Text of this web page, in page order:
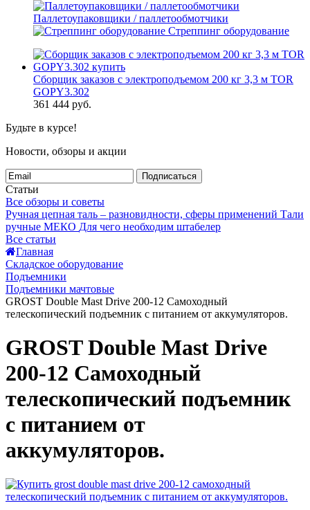
Паллетоупаковщики / паллетообмотчики
Стреппинг оборудование
Сборщик заказов с электроподъемом 200 кг 3,3 м TOR
GOPY3.302
361 444 руб.
Будьте в курсе!
Новости, обзоры и акции
Подписаться
Статьи
Все обзоры и советы
Ручная цепная таль – разновидности, сферы применений Тали
ручные МЕКО Для чего необходим штабелер
Все статьи
Главная
Складское оборудование
Подъемники
Подъемники мачтовые
GROST Double Mast Drive 200-12 Самоходный
телескопический подъемник с питанием от аккумуляторов.
GROST Double Mast Drive
200-12 Самоходный
телескопический подъемник
с питанием от
аккумуляторов.